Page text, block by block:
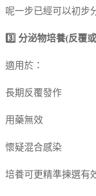
呢一步已經可以初步
3️⃣ 分泌物培養(反覆
適用於：
長期反覆發作
用藥無效
懷疑混合感染
培養可更精準揀選有